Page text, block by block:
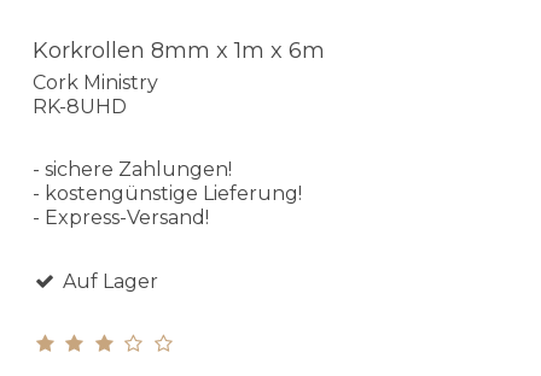
Korkrollen 8mm x 1m x 6m
Cork Ministry
RK-8UHD
- sichere Zahlungen!
- kostengünstige Lieferung!
- Express-Versand!
Auf Lager